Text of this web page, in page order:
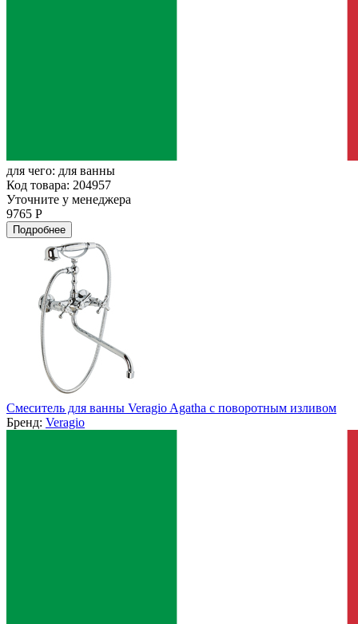
для чего: для ванны
Код товара: 204957
Уточните у менеджера
9765 Р
Подробнее
Смеситель для ванны Veragio Agatha с поворотным изливом
Бренд: Veragio